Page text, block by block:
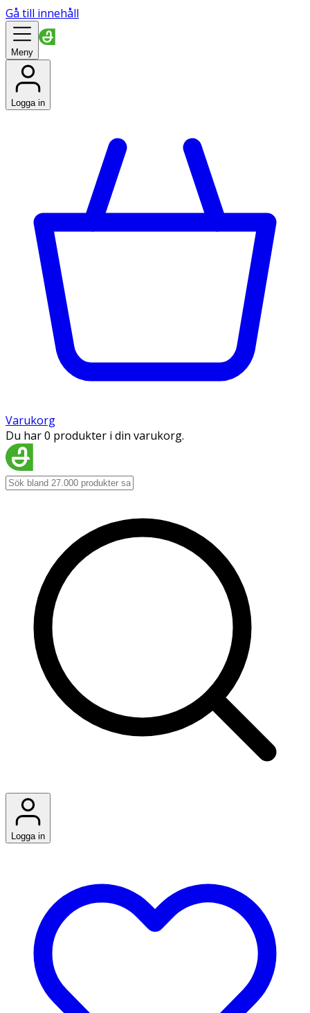
Gå till innehåll
Meny
Logga in
Varukorg
Du har 0 produkter i din varukorg.
Logga in